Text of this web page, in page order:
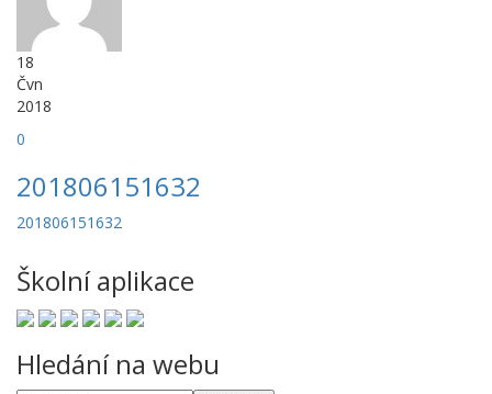
18
Čvn
2018
0
201806151632
201806151632
Školní aplikace
Hledání na webu